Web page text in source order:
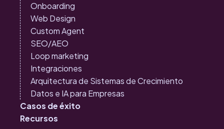
Onboarding
Web Design
Custom Agent
SEO/AEO
Loop marketing
Integraciones
Arquitectura de Sistemas de Crecimiento
Datos e IA para Empresas
Casos de éxito
Recursos
Inbound Marketing
Loop Marketing: la
evolución natural del
Inbound hacia el
crecimiento sostenible